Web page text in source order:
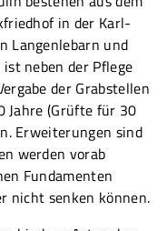
in der Karl-
Langenlebarn und
neben der Pflege
der Grabstellen
Jahre (Grüfte für 30
Erweiterungen sind
werden vorab
Fundamenten
nicht senken können.